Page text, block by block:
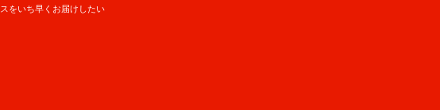
をいち早くお届けしたい